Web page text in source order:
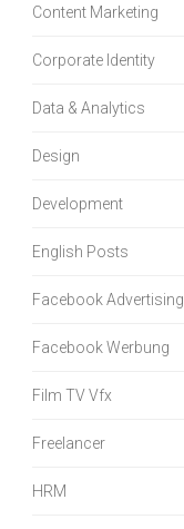
Content Marketing
Corporate Identity
Data & Analytics
Design
Development
English Posts
Facebook Advertising
Facebook Werbung
Film TV Vfx
Freelancer
HRM